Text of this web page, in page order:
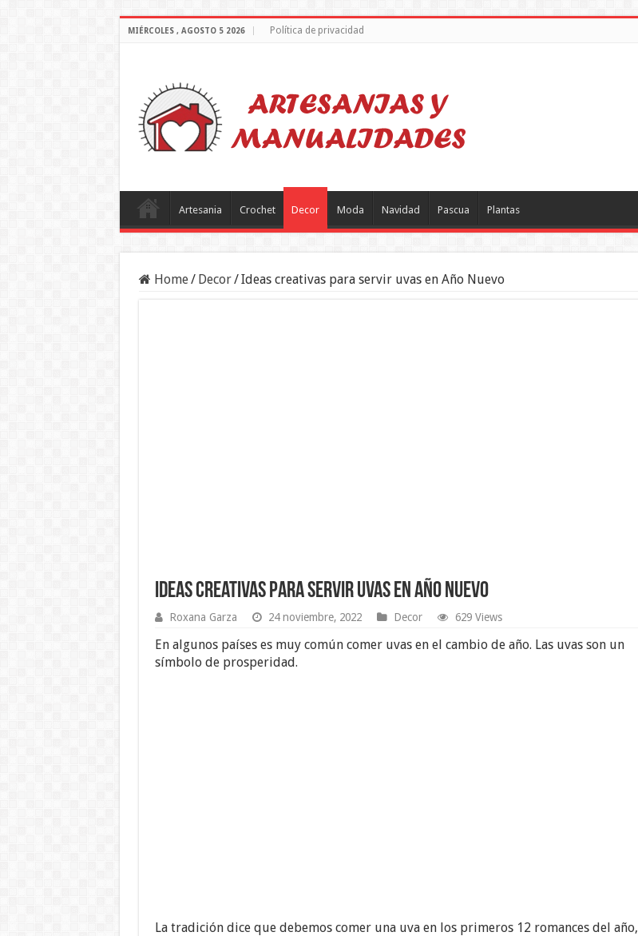
MIÉRCOLES , AGOSTO 5 2026 Política de privacidad
Artesania Crochet Decor Moda Navidad Pascua Plantas
Home/ Decor/Ideas creativas para servir uvas en Año Nuevo
Ideas creativas para servir uvas en Año Nuevo
Roxana Garza 24 noviembre, 2022 Decor 629 Views
En algunos países es muy común comer uvas en el cambio de año. Las uvas son un
símbolo de prosperidad.
La tradición dice que debemos comer una uva en los primeros 12 romances del año,